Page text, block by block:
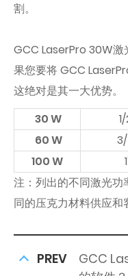
割。
GCC LaserPro 30W激
果您要将 GCC
这绝对是其一大优势。
30 W
60 W
100 W
注：列出的不同激光
同的压克力材料供应和
PREV
GCC